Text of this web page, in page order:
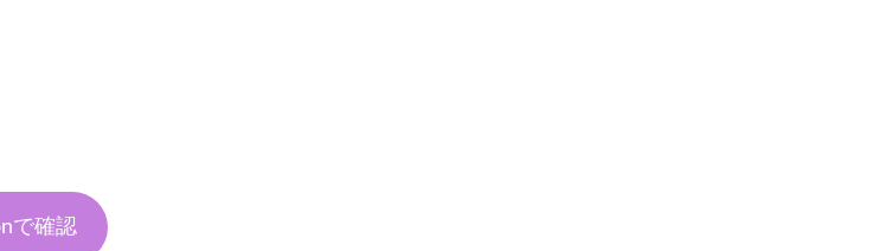
で確認